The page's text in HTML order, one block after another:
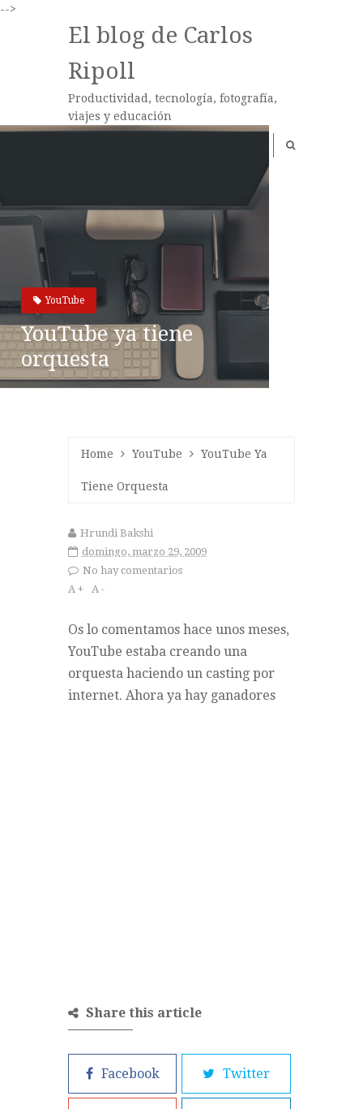
-->
El blog de Carlos
Ripoll
Productividad, tecnología, fotografía,
viajes y educación
YouTube
YouTube ya tiene
orquesta
Home YouTube YouTube Ya
Tiene Orquesta
Hrundi Bakshi
domingo, marzo 29, 2009
No hay comentarios
A +
A -
Os lo comentamos hace unos meses,
YouTube estaba creando una
orquesta haciendo un casting por
internet. Ahora ya hay ganadores
Share this article
Facebook Twitter